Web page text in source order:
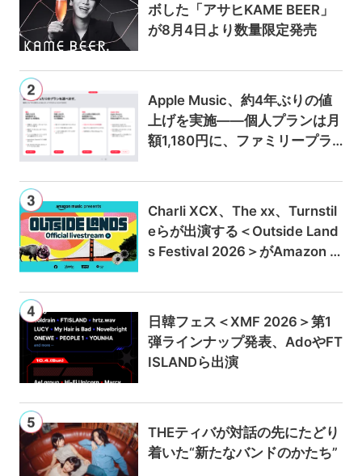
ボした「アサヒKAME BEER」
が8月4日より数量限定発売
Apple Music、約4年ぶりの値
上げを実施——個人プランは月
額1,180円に、ファミリープラ
Charli XCX、The xx、Turnstil
eらが出演する＜Outside Land
s Festival 2026＞がAmazon M
ブ配信
日韓フェス＜XMF 2026＞第1
弾ラインナップ発表、AdoやFT
ISLANDら出演
THEティバが対話の先にたどり
着いた“新たなバンドのかたち”